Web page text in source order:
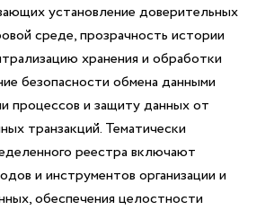
установление доверительных
среде, прозрачность истории
хранения и обработки
безопасности обмена данными
процессов и защиту данных от
транзакций. Тематически
реестра включают
и инструментов организации и
обеспечения целостности